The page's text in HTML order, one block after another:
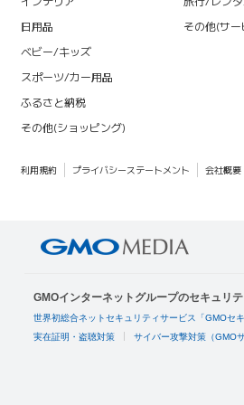
日用品
ベビー/キッズ
スポーツ/カー用品
ふるさと納税
その他(ショッピング)
その他(サー
利用規約 プライバシーステートメント 会社概要
GMOインターネットグループのセキュリ
世界初総合ネットセキュリティサービス「GMOセ
実在証明・盗聴対策 サイバー攻撃対策（GMO